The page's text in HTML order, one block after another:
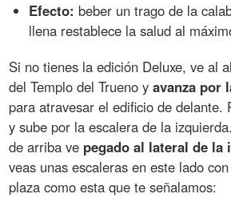
Efecto: beber un trago de la
llena restablece la salud al
Si no tienes la edición Deluxe, ve al
del Templo del Trueno yavanza por
para atravesar el edificio de delante.
y sube por la escalera de la
de arriba ve pegado al lateral de la
veas unas escaleras en este lado
plaza como esta que te señalamos: